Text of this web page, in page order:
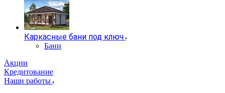
Каркасные бани под ключ
Бани
Акции
Кредитование
Наши работы